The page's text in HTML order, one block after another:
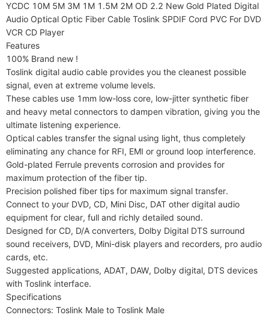
YCDC 10M 5M 3M 1M 1.5M 2M OD 2.2 New Gold Plated Digital
Audio Optical Optic Fiber Cable Toslink SPDIF Cord PVC For DVD
VCR CD Player
Features
100% Brand new !
Toslink digital audio cable provides you the cleanest possible
signal, even at extreme volume levels.
These cables use 1mm low-loss core, low-jitter synthetic fiber
and heavy metal connectors to dampen vibration, giving you the
ultimate listening experience.
Optical cables transfer the signal using light, thus completely
eliminating any chance for RFI, EMI or ground loop interference.
Gold-plated Ferrule prevents corrosion and provides for
maximum protection of the fiber tip.
Precision polished fiber tips for maximum signal transfer.
Connect to your DVD, CD, Mini Disc, DAT other digital audio
equipment for clear, full and richly detailed sound.
Designed for CD, D/A converters, Dolby Digital DTS surround
sound receivers, DVD, Mini-disk players and recorders, pro audio
cards, etc.
Suggested applications, ADAT, DAW, Dolby digital, DTS devices
with Toslink interface.
Specifications
Connectors: Toslink Male to Toslink Male